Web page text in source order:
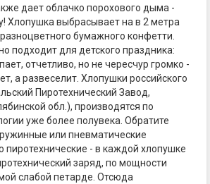
дает облачко порохового дыма -
Хлопушка выбрасывает на в 2 метра
бумажного конфетти.
подходит для детского праздника:
отчетливо, но не чересчур громко -
а развеселит. Хлопушки российского
Пиротехнический Завод,
обл.), производятся по
уже более полувека. Обратите
или пневматические
пиротехнические - в каждой хлопушке
заряд, по мощности
слабой петарде. Отсюда